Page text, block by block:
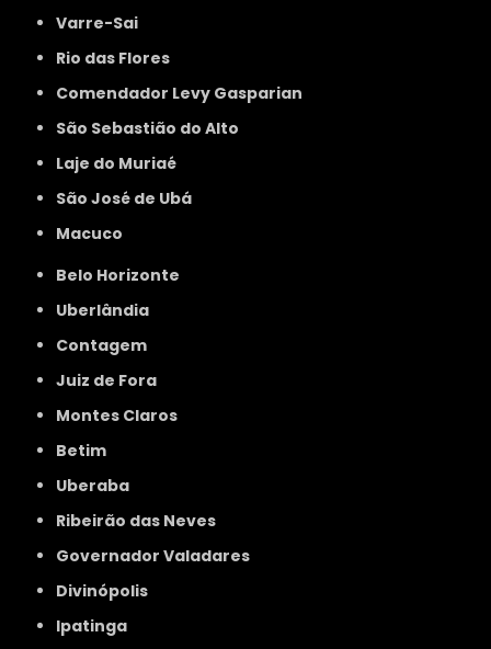
Varre-Sai
Rio das Flores
Comendador Levy Gasparian
São Sebastião do Alto
Laje do Muriaé
São José de Ubá
Macuco
Belo Horizonte
Uberlândia
Contagem
Juiz de Fora
Montes Claros
Betim
Uberaba
Ribeirão das Neves
Governador Valadares
Divinópolis
Ipatinga